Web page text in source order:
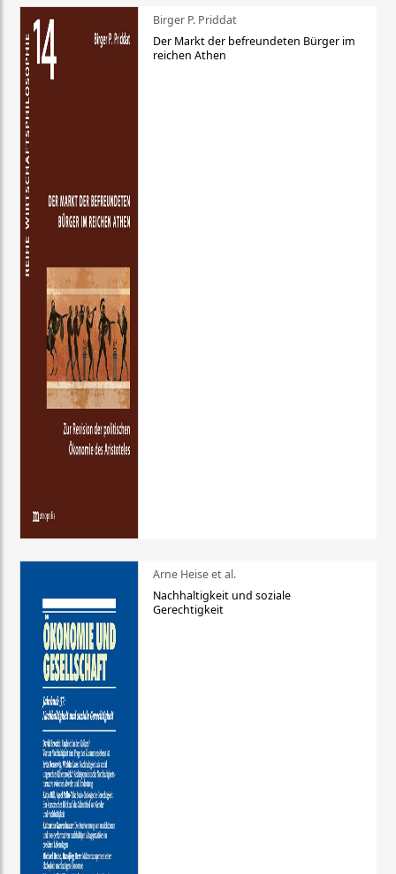
Birger P. Priddat
Der Markt der befreundeten Bürger im
reichen Athen
Arne Heise et al.
Nachhaltigkeit und soziale
Gerechtigkeit